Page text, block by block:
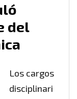
del
Los cargos
disciplinari